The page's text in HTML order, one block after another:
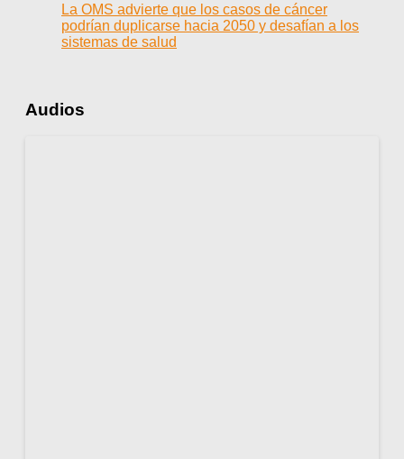
La OMS advierte que los casos de cáncer
podrían duplicarse hacia 2050 y desafían a los
sistemas de salud
Audios